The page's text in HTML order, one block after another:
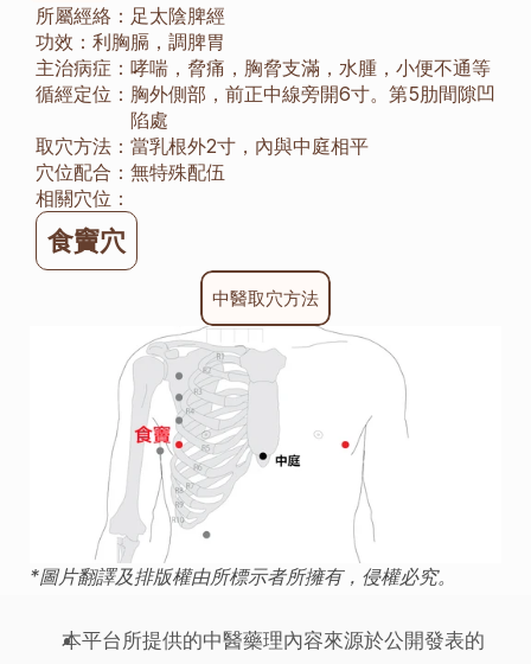
所屬經絡： 足太陰脾經
功效： 利胸膈，調脾胃
主治病症： 哮喘，脅痛，胸脅支滿，水腫，小便不通等
循經定位： 胸外側部，前正中線旁開6寸。第5肋間隙凹
陷處
取穴方法： 當乳根外2寸，內與中庭相平
穴位配合： 無特殊配伍
相關穴位：
食竇穴
中醫取穴方法
*圖片翻譯及排版權由所標示者所擁有，侵權必究。
本平台所提供的中醫藥理內容來源於公開發表的